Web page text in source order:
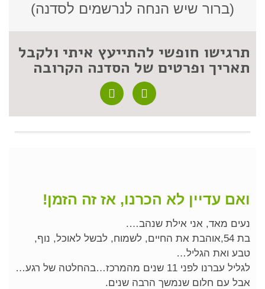
(ברור שיש הנחה לנרשמים לסדנה)
תרגישו חופשי להתייעץ איתי ולקבל
תאריך ופרטים של הסדנה הקרובה
ואם עדיין לא הכרנו, אז זה הזמן!
נעים מאד, אני אילת שנהב….
בת 54,אוהבת את החיים, לשמוח, לבשל לאוכל, נוף,
טבע ואת הגליל…
לגליל עברנו לפני 11 שנים מהמרכז…בהחלטה של רגע…
אבל עם חלום שנמשך הרבה שנים.